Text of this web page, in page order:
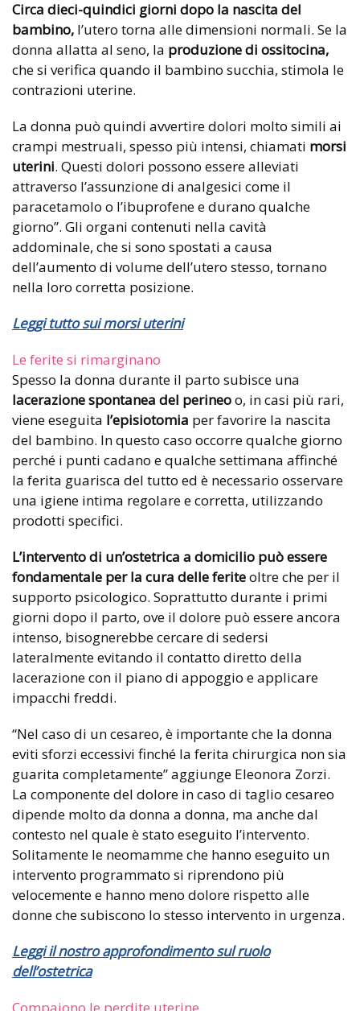
Circa dieci-quindici giorni dopo la nascita del
bambino, l’utero torna alle dimensioni normali. Se la
donna allatta al seno, la produzione di ossitocina,
che si verifica quando il bambino succhia, stimola le
contrazioni uterine.
La donna può quindi avvertire dolori molto simili ai
crampi mestruali, spesso più intensi, chiamati morsi
uterini. Questi dolori possono essere alleviati
attraverso l’assunzione di analgesici come il
paracetamolo o l’ibuprofene e durano qualche
giorno”. Gli organi contenuti nella cavità
addominale, che si sono spostati a causa
dell’aumento di volume dell’utero stesso, tornano
nella loro corretta posizione.
Leggi tutto sui morsi uterini
Le ferite si rimarginano
Spesso la donna durante il parto subisce una
lacerazione spontanea del perineoo, in casi più rari,
viene eseguita l’episiotomia per favorire la nascita
del bambino. In questo caso occorre qualche giorno
perché i punti cadano e qualche settimana affinché
la ferita guarisca del tutto ed è necessario osservare
una igiene intima regolare e corretta, utilizzando
prodotti specifici.
L’intervento di un’ostetrica a domicilio può essere
fondamentale per la cura delle feriteoltre che per il
supporto psicologico. Soprattutto durante i primi
giorni dopo il parto, ove il dolore può essere ancora
intenso, bisognerebbe cercare di sedersi
lateralmente evitando il contatto diretto della
lacerazione con il piano di appoggio e applicare
impacchi freddi.
“Nel caso di un cesareo, è importante che la donna
eviti sforzi eccessivi finché la ferita chirurgica non sia
guarita completamente” aggiunge Eleonora Zorzi.
La componente del dolore in caso di taglio cesareo
dipende molto da donna a donna, ma anche dal
contesto nel quale è stato eseguito l’intervento.
Solitamente le neomamme che hanno eseguito un
intervento programmato si riprendono più
velocemente e hanno meno dolore rispetto alle
donne che subiscono lo stesso intervento in urgenza.
Leggi il nostro approfondimento sul ruolo
dell’ostetrica
Compaiono le perdite uterine